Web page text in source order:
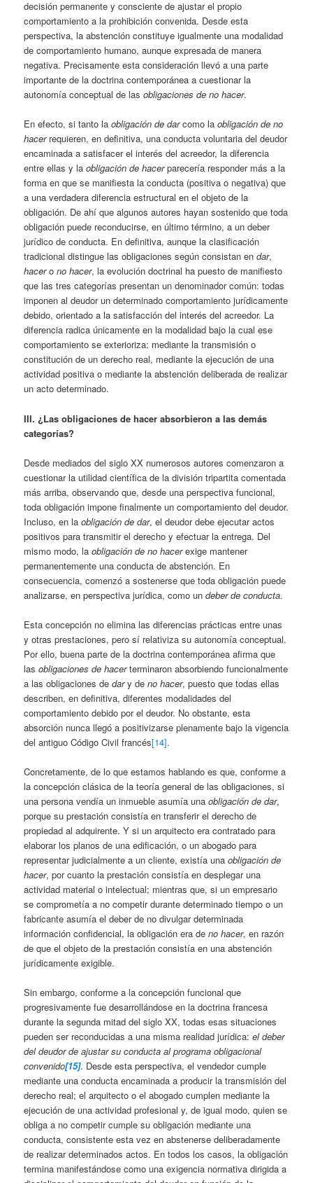
decisión permanente y consciente de ajustar el propio
comportamiento a la prohibición convenida. Desde esta
perspectiva, la abstención constituye igualmente una modalidad
de comportamiento humano, aunque expresada de manera
negativa. Precisamente esta consideración llevó a una parte
importante de la doctrina contemporánea a cuestionar la
autonomía conceptual de lasobligaciones de no hacer.
En efecto, si tanto laobligación de darcomo laobligación de no
hacer requieren, en definitiva, una conducta voluntaria del deudor
encaminada a satisfacer el interés del acreedor, la diferencia
entre ellas y laobligación de hacerparecería responder más a la
forma en que se manifiesta la conducta (positiva o negativa) que
a una verdadera diferencia estructural en el objeto de la
obligación. De ahí que algunos autores hayan sostenido que toda
obligación puede reconducirse, en último término, a un deber
jurídico de conducta. En definitiva, aunque la clasificación
tradicional distingue las obligaciones según consistan endar,
hacerono hacer, la evolución doctrinal ha puesto de manifiesto
que las tres categorías presentan un denominador común: todas
imponen al deudor un determinado comportamiento jurídicamente
debido, orientado a la satisfacción del interés del acreedor. La
diferencia radica únicamente en la modalidad bajo la cual ese
comportamiento se exterioriza: mediante la transmisión o
constitución de un derecho real, mediante la ejecución de una
actividad positiva o mediante la abstención deliberada de realizar
un acto determinado.
III. ¿Las obligaciones de hacer absorbieron a las demás
categorías?
Desde mediados del siglo XX numerosos autores comenzaron a
cuestionar la utilidad científica de la división tripartita comentada
más arriba, observando que, desde una perspectiva funcional,
toda obligación impone finalmente un comportamiento del deudor.
Incluso, en laobligación de dar, el deudor debe ejecutar actos
positivos para transmitir el derecho y efectuar la entrega. Del
mismo modo, laobligación de no hacerexige mantener
permanentemente una conducta de abstención. En
consecuencia, comenzó a sostenerse que toda obligación puede
analizarse, en perspectiva jurídica, como undeber de conducta.
Esta concepción no elimina las diferencias prácticas entre unas
y otras prestaciones, pero sí relativiza su autonomía conceptual.
Por ello, buena parte de la doctrina contemporánea afirma que
lasobligaciones de hacerterminaron absorbiendo funcionalmente
a las obligaciones dedary deno hacer, puesto que todas ellas
describen, en definitiva, diferentes modalidades del
comportamiento debido por el deudor. No obstante, esta
absorción nunca llegó a positivizarse plenamente bajo la vigencia
del antiguo Código Civil francés[14].
Concretamente, de lo que estamos hablando es que, conforme a
la concepción clásica de la teoría general de las obligaciones, si
una persona vendía un inmueble asumía unaobligación de dar,
porque su prestación consistía en transferir el derecho de
propiedad al adquirente. Y si un arquitecto era contratado para
elaborar los planos de una edificación, o un abogado para
representar judicialmente a un cliente, existía unaobligación de
hacer, por cuanto la prestación consistía en desplegar una
actividad material o intelectual; mientras que, si un empresario
se comprometía a no competir durante determinado tiempo o un
fabricante asumía el deber de no divulgar determinada
información confidencial, la obligación era deno hacer, en razón
de que el objeto de la prestación consistía en una abstención
jurídicamente exigible.
Sin embargo, conforme a la concepción funcional que
progresivamente fue desarrollándose en la doctrina francesa
durante la segunda mitad del siglo XX, todas esas situaciones
pueden ser reconducidas a una misma realidad jurídica:el deber
del deudor de ajustar su conducta al programa obligacional
convenido[15]. Desde esta perspectiva, el vendedor cumple
mediante una conducta encaminada a producir la transmisión del
derecho real; el arquitecto o el abogado cumplen mediante la
ejecución de una actividad profesional y, de igual modo, quien se
obliga a no competir cumple su obligación mediante una
conducta, consistente esta vez en abstenerse deliberadamente
de realizar determinados actos. En todos los casos, la obligación
termina manifestándose como una exigencia normativa dirigida a